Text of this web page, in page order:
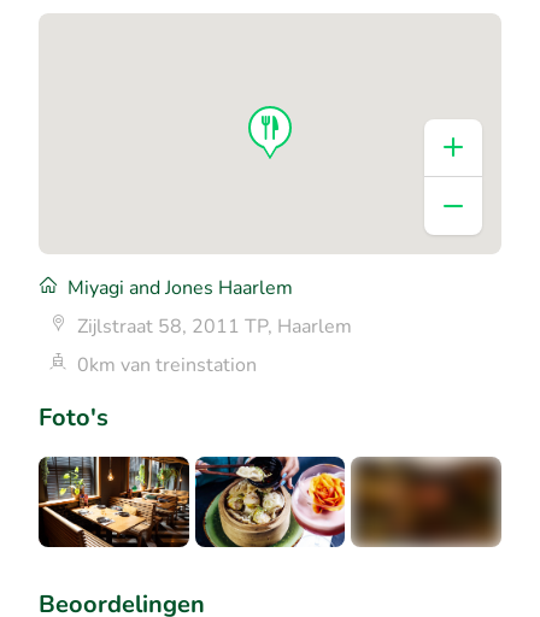
Foto's
Beoordelingen
Miyagi and Jones Haarlem
Zijlstraat 58, 2011 TP, Haarlem
0km van treinstation